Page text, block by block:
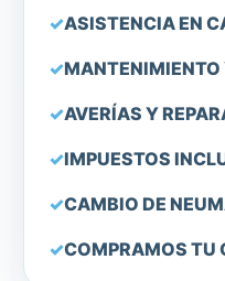
ASISTENCIA EN
MANTENIMIENTO
AVERÍAS Y
IMPUESTOS
CAMBIO DE
COMPRAMOS TU